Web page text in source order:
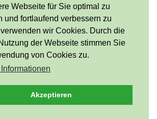
Webseite für Sie optimal zu
und fortlaufend verbessern zu
wir Cookies. Durch die
der Webseite stimmen Sie
von Cookies zu.
Akzeptieren